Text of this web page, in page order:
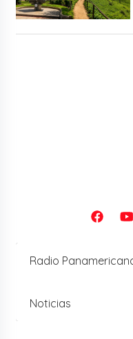
Radio
Noticias